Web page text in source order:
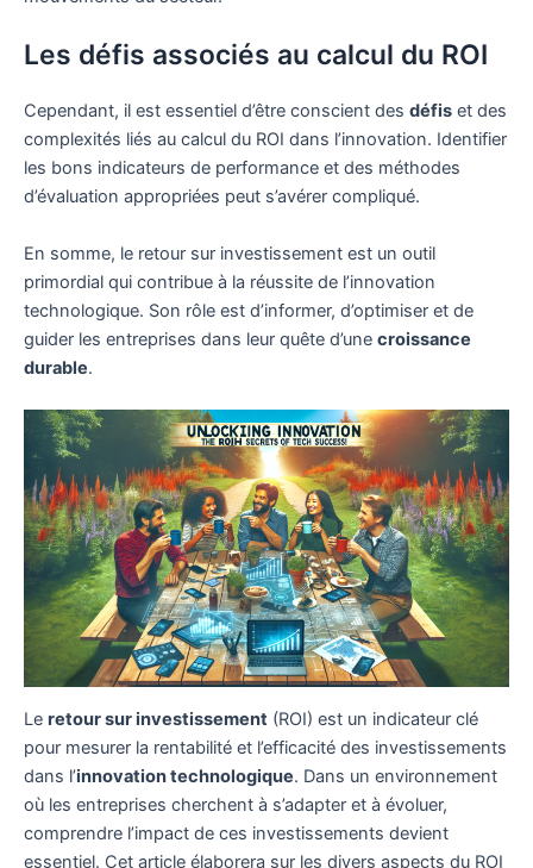
Les défis associés au calcul du ROI
Cependant, il est essentiel d’être conscient des défis et des
complexités liés au calcul du ROI dans l’innovation. Identifier
les bons indicateurs de performance et des méthodes
d’évaluation appropriées peut s’avérer compliqué.
En somme, le retour sur investissement est un outil
primordial qui contribue à la réussite de l’innovation
technologique. Son rôle est d’informer, d’optimiser et de
guider les entreprises dans leur quête d’une croissance
durable.
Le retour sur investissement (ROI) est un indicateur clé
pour mesurer la rentabilité et l’efficacité des investissements
dans l’innovation technologique. Dans un environnement
où les entreprises cherchent à s’adapter et à évoluer,
comprendre l’impact de ces investissements devient
essentiel. Cet article élaborera sur les divers aspects du ROI